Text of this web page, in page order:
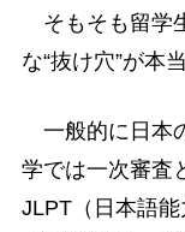
そもそも留学
な“抜け穴”が本
一般的に日本
学では一次審査
JLPT（日本語能